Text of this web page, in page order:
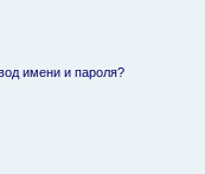
имени и пароля?